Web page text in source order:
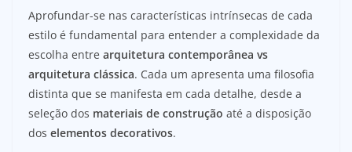
Aprofundar-se nas características intrínsecas de cada
estilo é fundamental para entender a complexidade da
escolha entre arquitetura contemporânea vs
arquitetura clássica. Cada um apresenta uma filosofia
distinta que se manifesta em cada detalhe, desde a
seleção dos materiais de construção até a disposição
dos elementos decorativos.